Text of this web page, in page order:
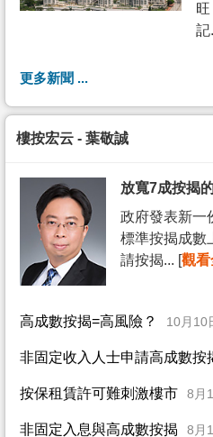
記
更多新聞 ...
樓按宏云 - 葉敬誠
放寬7成按揭
政府發表新一
標準按揭成數
請按揭... [觀
高成數按揭=高風險？ 10月10
非固定收入人士申請高成數按
按保租賃許可難刺激樓市 8月
非固定入息與高成數按揭 8月